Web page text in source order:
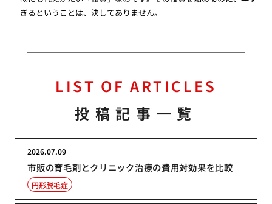
ぎるということは、決してありません。
LIST OF ARTICLES
投稿記事一覧
市販の育毛剤とクリニック治療の費用対効果を比較
2026.07.09
円形脱毛症